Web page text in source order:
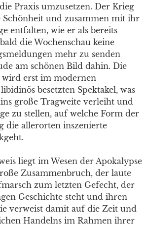
Praxis umzusetzen. Der Krieg
Schönheit und zusammen mit ihr
entfalten, wie er als bereits
die Wochenschau keine
mehr zu senden
am schönen Bild dahin. Die
wird erst im modernen
besetzten Spektakel, was
große Tragweite verleiht und
zu stellen, auf welche Form der
die allerorten inszenierte
liegt im Wesen der Apokalypse
Zusammenbruch, der laute
zum letzten Gefecht, der
Geschichte steht und ihren
verweist damit auf die Zeit und
Handelns im Rahmen ihrer